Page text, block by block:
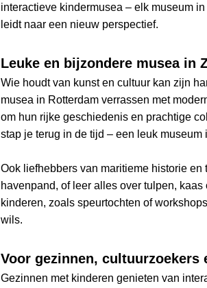
interactieve kindermusea – elk museum
leidt naar een nieuw perspectief.
Leuke en bijzondere musea in
Wie houdt van kunst en cultuur kan zijn
musea in Rotterdam verrassen met
om hun rijke geschiedenis en prachtige
stap je terug in de tijd – een leuk
Ook liefhebbers van maritieme historie
havenpand, of leer alles over tulpen,
kinderen, zoals speurtochten of
wils.
Voor gezinnen,
Gezinnen met kinderen genieten van